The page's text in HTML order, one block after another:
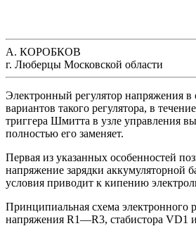
А. КОРОБКОВ
г. Люберцы Московской области
Электронный регулятор напряжения
вариантов такого регулятора, в
триггера Шмитта в узле управления
полностью его заменяет.
Первая из указанных особенностей
напряжение зарядки аккумуляторной
условия приводит к кипению
Принципиальная схема электронного
напряжения R1—R3, стабистора VD1